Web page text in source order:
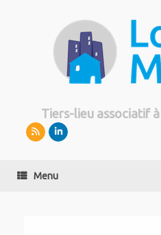
Tiers-lieu associatif
Menu